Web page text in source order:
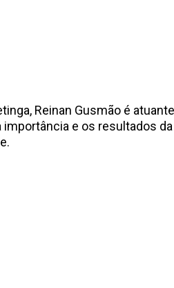
Reinan Gusmão é
importância e os